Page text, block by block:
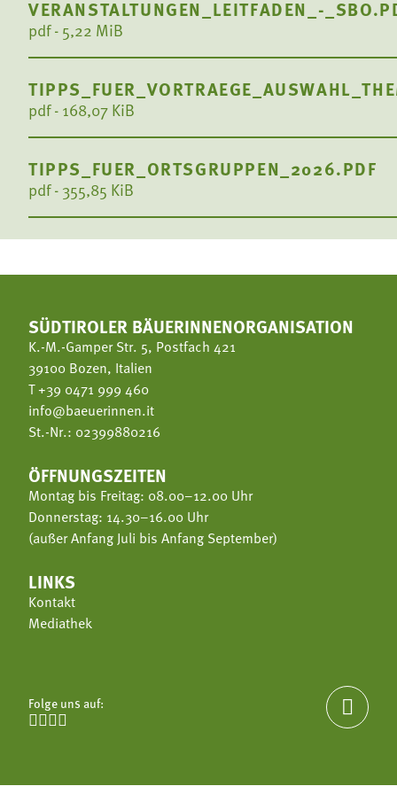
Mitgliedschaft
Bäuerliche Buffets
Hofgeschichten
VERANSTALTUNGEN_LEITFADEN_-
pdf - 5,22 MiB
pdf - 168,07 KiB
TIPPS_FUER_ORTSGRUPPEN_2026.PDF
pdf - 355,85 KiB
SÜDTIROLER BÄUERINNENORGANISATION
K.-M.-Gamper Str. 5, Postfach 421
39100 Bozen, Italien
T+39 0471 999 460
info@baeuerinnen.it
St.-Nr.: 02399880216
ÖFFNUNGSZEITEN
Montag bis Freitag: 08.00–12.00 Uhr
Donnerstag: 14.30–16.00 Uhr
(außer Anfang Juli bis Anfang September)
LINKS
Kontakt
Mediathek
Folge uns auf:
   
